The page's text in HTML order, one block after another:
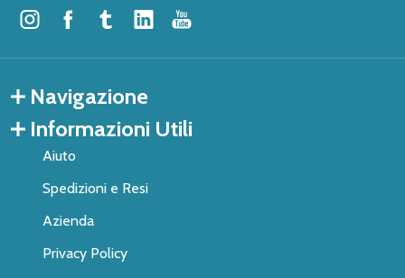
Navigazione
Informazioni Utili
Aiuto
Spedizioni e Resi
Azienda
Privacy Policy